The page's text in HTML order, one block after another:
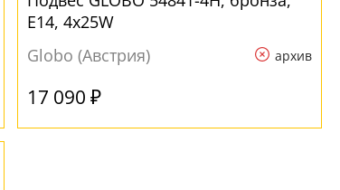
E14, 4x25W
Globo (Австрия)
архив
17 090 ₽